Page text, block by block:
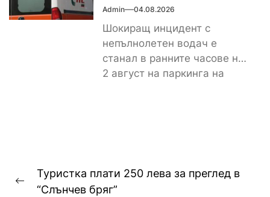
Admin 04.08.2026
Шокиращ инцидент с
непълнолетен водач е
станал в ранните часове на
2 август на паркинга на
Навигация
Previous
Туристка плати 250 лева за преглед в
“Слънчев бряг”